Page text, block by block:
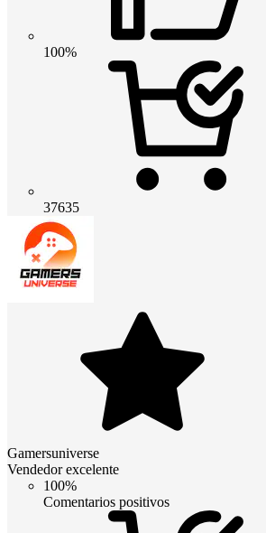
100%
37635
Gamersuniverse
Vendedor excelente
100%
Comentarios positivos